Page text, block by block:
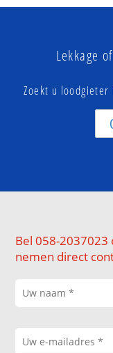
Lekkage
Zoekt u
Bel 058-
nemen direct